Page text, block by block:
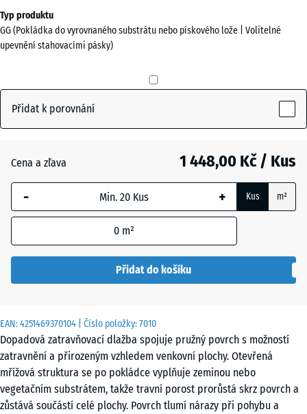
EAN:4251469370104 | Číslo položky:7010
Dopadová zatravňovací dlažba spojuje pružný povrch s možností
zatravnění a přirozeným vzhledem venkovní plochy. Otevřená
mřížová struktura se po pokládce vyplňuje zeminou nebo
vegetačním substrátem, takže travní porost prorůstá skrz povrch a
zůstává součástí celé plochy. Povrch tlumí nárazy při pohybu a
Zobrazit
paletu
Cihlově
červená(active)
Antracit
+ 49,00 Kč
pro
dopravu
1000
Vybraný
rozměr s
modrým
ohraničením
pro výpočet
(pokud není
uvedeno
jinak).
100
x
100
Typ produktu
GG (Pokládka do vyrovnaného substrátu nebo pískového lože | Volitelné
upevnění stahovacími pásky)
Přidat k porovnání
Cena a zľava 1 448,00 Kč / Kus
- + Kus m²
0 m²
Přidat do košíku